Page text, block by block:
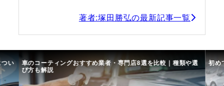
著者:塚田勝弘の最新記事一覧
い 車のコーティングおすすめ業者・専門店8選を比較｜種類や選
び方も解説
初め